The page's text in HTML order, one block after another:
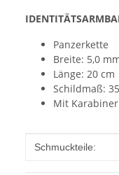
Panzerkette
Breite: 5,0
Länge: 20 cm
Schildmaß:
Mit Karabiner
Wert
Schmuckteile: